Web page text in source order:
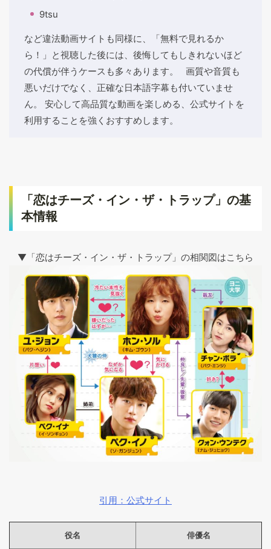
9tsu
など違法動画サイトも同様に、「無料で見れるか
ら！」と視聴した後には、後悔してもしきれないほど
の代償が伴うケースも多々あります。 画質や音質も
悪いだけでなく、正確な日本語字幕も付いていませ
ん。 安心して高品質な動画を楽しめる、公式サイトを
利用することを強くおすすめします。
「恋はチーズ・イン・ザ・トラップ」の基
本情報
▼「恋はチーズ・イン・ザ・トラップ」の相関図はこちら
引用：公式サイト
役名 俳優名